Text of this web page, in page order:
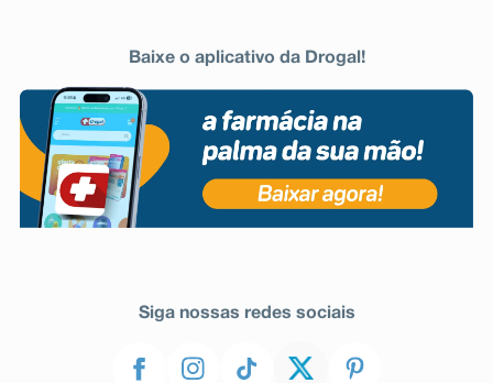
Baixe o aplicativo da Drogal!
Siga nossas redes sociais